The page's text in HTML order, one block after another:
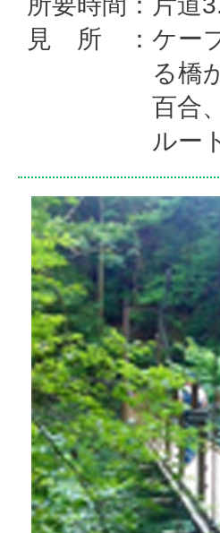
見 所 ：ケーブ
る橋
百合
ルー